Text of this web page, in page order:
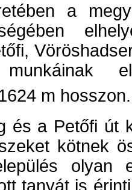
a
munkáinak
m hosszon.
és a Petőfi út
kötnek
olyan
tanyát is